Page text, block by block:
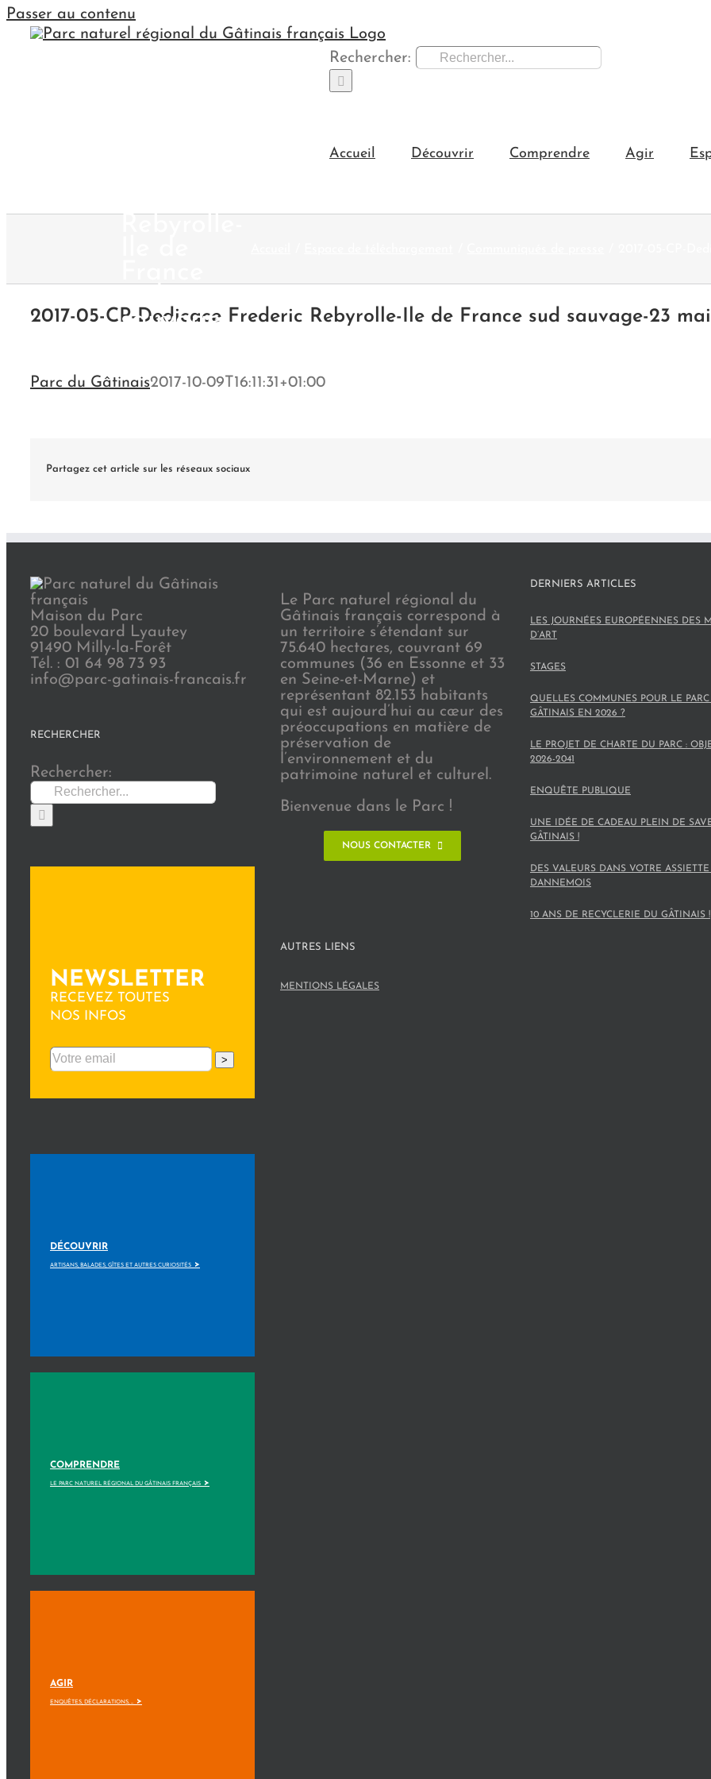
Passer au contenu
Rechercher:
Accueil Découvrir Comprendre Agir
sauvage-
2017-05-CP-Dedicace Frederic Rebyrolle-Ile de France sud sauvage-23
Parc du Gâtinais2017-10-09T16:11:31+01:00
Partagez cet article sur les réseaux sociaux
Maison du Parc
20 boulevard Lyautey
91490 Milly-la-Forêt
Tél. : 01 64 98 73 93
info@parc-gatinais-francais.fr
RECHERCHER
Rechercher:
NEWSLETTER
RECEVEZ TOUTES
NOS INFOS
>
DÉCOUVRIR
ARTISANS, BALADES, GÎTES ET AUTRES CURIOSITÉS >
COMPRENDRE
LE PARC NATUREL RÉGIONAL DU GÂTINAIS FRANÇAIS >
AGIR
ENQUÊTES, DÉCLARATIONS, ... >
Le Parc naturel régional du
Gâtinais français correspond à
un territoire s’étendant sur
75.640 hectares, couvrant 69
communes (36 en Essonne et 33
en Seine-et-Marne) et
représentant 82.153 habitants
qui est aujourd’hui au cœur des
préoccupations en matière de
préservation de
l’environnement et du
patrimoine naturel et culturel.
Bienvenue dans le Parc !
NOUS CONTACTER
DERNIERS ARTICLES
LES JOURNÉES EUROPÉENNES DES
D’ART
STAGES
QUELLES COMMUNES POUR LE PARC
GÂTINAIS EN 2026 ?
LE PROJET DE CHARTE DU PARC :
2026-2041
ENQUÊTE PUBLIQUE
UNE IDÉE DE CADEAU PLEIN DE
GÂTINAIS !
DES VALEURS DANS VOTRE
DANNEMOIS
10 ANS DE RECYCLERIE DU GÂTINAIS !
AUTRES LIENS
MENTIONS LÉGALES